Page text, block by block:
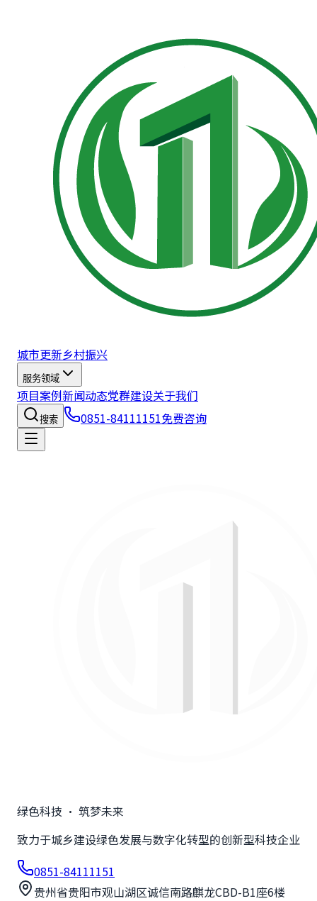
城市更新乡村振兴
服务领域
项目案例新闻动态党群建设关于我们
搜索 0851-84111151免费咨询
绿色科技 · 筑梦未来
致力于城乡建设绿色发展与数字化转型的创新型科技企业
0851-84111151
贵州省贵阳市观山湖区诚信南路麒龙CBD-B1座6楼